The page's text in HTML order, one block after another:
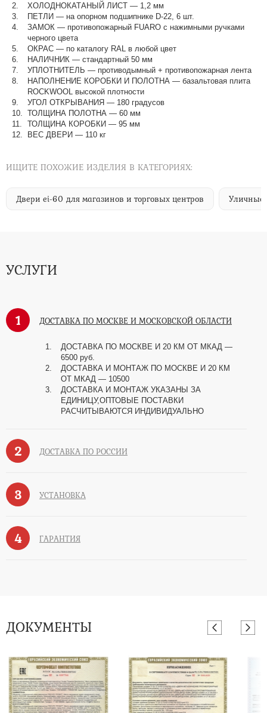
ХОЛОДНОКАТАНЫЙ ЛИСТ — 1,2 мм
ПЕТЛИ — на опорном подшипнике D-22, 6 шт.
ЗАМОК — противопожарный FUARO с нажимными ручками
черного цвета
ОКРАС — по каталогу RAL в любой цвет​​​​​​​
НАЛИЧНИК — стандартный 50 мм
УПЛОТНИТЕЛЬ — противодымный + противопожарная лента
НАПОЛНЕНИЕ КОРОБКИ И ПОЛОТНА — базальтовая плита
ROCKWOOL высокой плотности
УГОЛ ОТКРЫВАНИЯ — 180 градусов
ТОЛЩИНА ПОЛОТНА — 60 мм
ТОЛЩИНА КОРОБКИ — 95 мм
ВЕС ДВЕРИ — 110 кг
ИЩИТЕ ПОХОЖИЕ ИЗДЕЛИЯ В КАТЕГОРИЯХ:
Двери ei-60 для магазинов и торговых центров Уличные
УСЛУГИ
1 ДОСТАВКА ПО МОСКВЕ И МОСКОВСКОЙ ОБЛАСТИ
ДОСТАВКА ПО МОСКВЕ И 20 КМ ОТ МКАД —
6500 руб.
ДОСТАВКА И МОНТАЖ ПО МОСКВЕ И 20 КМ
ОТ МКАД — 10500
ДОСТАВКА И МОНТАЖ УКАЗАНЫ ЗА
ЕДИНИЦУ,ОПТОВЫЕ ПОСТАВКИ
РАСЧИТЫВАЮТСЯ ИНДИВИДУАЛЬНО
2 ДОСТАВКА ПО РОССИИ
3 УСТАНОВКА
4 ГАРАНТИЯ
ДОКУМЕНТЫ